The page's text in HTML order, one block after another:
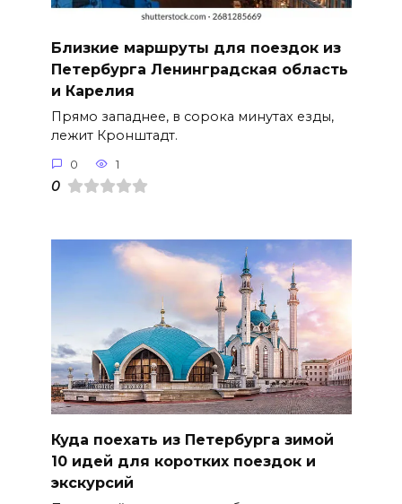
Близкие маршруты для поездок из
Петербурга Ленинградская область
и Карелия
Прямо западнее, в сорока минутах езды,
лежит Кронштадт.
0 1
0
Куда поехать из Петербурга зимой
10 идей для коротких поездок и
экскурсий